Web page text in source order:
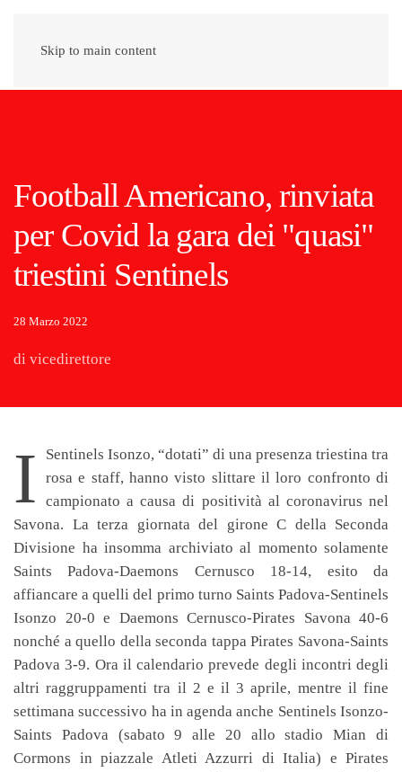
Skip to main content
Football Americano, rinviata
per Covid la gara dei "quasi"
triestini Sentinels
28 Marzo 2022
di vicedirettore
I
Sentinels Isonzo, “dotati” di una presenza triestina tra
rosa e staff, hanno visto slittare il loro confronto di
campionato a causa di positività al coronavirus nel
Savona. La terza giornata del girone C della Seconda
Divisione ha insomma archiviato al momento solamente
Saints Padova-Daemons Cernusco 18-14, esito da
affiancare a quelli del primo turno Saints Padova-Sentinels
Isonzo 20-0 e Daemons Cernusco-Pirates Savona 40-6
nonché a quello della seconda tappa Pirates Savona-Saints
Padova 3-9. Ora il calendario prevede degli incontri degli
altri raggruppamenti tra il 2 e il 3 aprile, mentre il fine
settimana successivo ha in agenda anche Sentinels Isonzo-
Saints Padova (sabato 9 alle 20 allo stadio Mian di
Cormons in piazzale Atleti Azzurri di Italia) e Pirates